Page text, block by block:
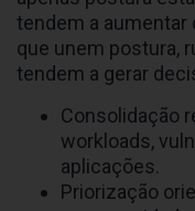
tendem a aumentar
que unem postura,
tendem a gerar
Consolidação
workloads,
aplicações.
Priorização